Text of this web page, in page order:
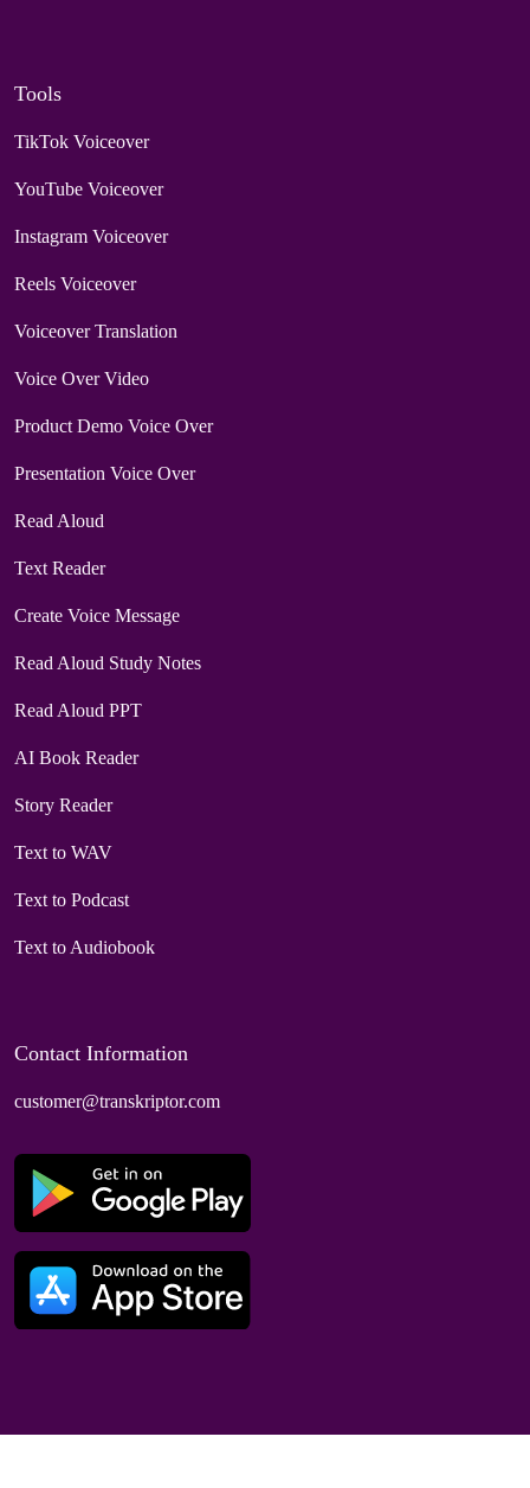
Tools
TikTok Voiceover
YouTube Voiceover
Instagram Voiceover
Reels Voiceover
Voiceover Translation
Voice Over Video
Product Demo Voice Over
Presentation Voice Over
Read Aloud
Text Reader
Create Voice Message
Read Aloud Study Notes
Read Aloud PPT
AI Book Reader
Story Reader
Text to WAV
Text to Podcast
Text to Audiobook
Contact Information
customer@transkriptor.com